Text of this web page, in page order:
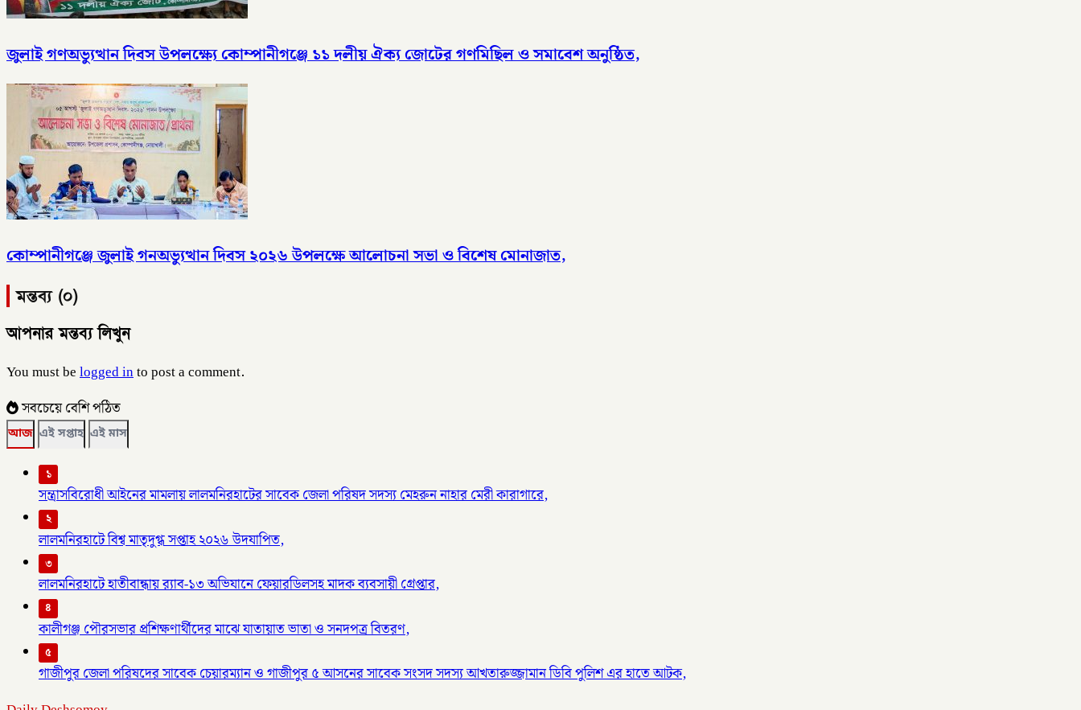
জুলাই গণঅভ্যুত্থান দিবস উপলক্ষ্যে কোম্পানীগঞ্জে ১১ দলীয় ঐক্য জোটের গণমিছিল ও সমাবেশ অনুষ্ঠিত,
কোম্পানীগঞ্জে জুলাই গনঅভ্যুত্থান দিবস ২০২৬ উপলক্ষে আলোচনা সভা ও বিশেষ মোনাজাত,
মন্তব্য (০)
আপনার মন্তব্য লিখুন
You must belogged into post a comment.
সবচেয়ে বেশি পঠিত
আজ এই সপ্তাহ এই মাস
১
সন্ত্রাসবিরোধী আইনের মামলায় লালমনিরহাটের সাবেক জেলা পরিষদ সদস্য মেহরুন নাহার মেরী কারাগারে,
২
লালমনিরহাটে বিশ্ব মাতৃদুগ্ধ সপ্তাহ ২০২৬ উদযাপিত,
৩
লালমনিরহাটে হাতীবান্ধায় র‌্যাব-১৩ অভিযানে ফেয়ারডিলসহ মাদক ব্যবসায়ী গ্রেপ্তার,
৪
কালীগঞ্জ পৌরসভার প্রশিক্ষণার্থীদের মাঝে যাতায়াত ভাতা ও সনদপত্র বিতরণ,
৫
গাজীপুর জেলা পরিষদের সাবেক চেয়ারম্যান ও গাজীপুর ৫ আসনের সাবেক সংসদ সদস্য আখতারুজ্জামান ডিবি পুলিশ এর হাতে আটক,